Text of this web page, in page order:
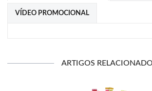
VÍDEO PROMOCIONAL
ARTIGOS